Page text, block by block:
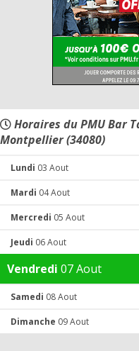
Horaires du PMU Bar
Montpellier (34080)
Lundi 03 Aout
Mardi 04 Aout
Mercredi 05 Aout
Jeudi 06 Aout
Vendredi 07 Aout
Samedi 08 Aout
Dimanche 09 Aout